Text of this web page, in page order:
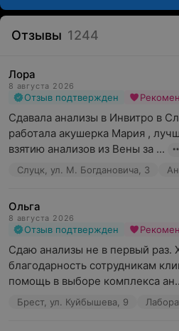
Отзывы 1244
Лора
8 августа 2026
Отзыв подтвержден
Сдавала анализы в Инвитро в
работала акушерка Мария ,
взятию анализов из Вены за ...
Слуцк, ул. М. Богдановича, 3
Ольга
8 августа 2026
Отзыв подтвержден
Сдаю анализы не в первый раз.
благодарность сотрудникам
помощь в выборе комплекса
Брест, ул. Куйбышева, 9